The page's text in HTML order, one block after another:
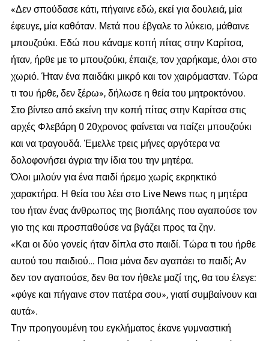
«Δεν σπούδασε κάτι, πήγαινε εδώ, εκεί για δουλειά, μία
έφευγε, μία καθόταν. Μετά που έβγαλε το λύκειο, μάθαινε
μπουζούκι. Εδώ που κάναμε κοπή πίτας στην Καρίτσα,
ήταν, ήρθε με το μπουζούκι, έπαιζε, τον χαρήκαμε, όλοι στο
χωριό. Ήταν ένα παιδάκι μικρό και τον χαιρόμασταν. Τώρα
τι του ήρθε, δεν ξέρω», δήλωσε η θεία του μητροκτόνου.
Στο βίντεο από εκείνη την κοπή πίτας στην Καρίτσα στις
αρχές Φλεβάρη 0 20χρονος φαίνεται να παίζει μπουζούκι
και να τραγουδά. Έμελλε τρεις μήνες αργότερα να
δολοφονήσει άγρια την ίδια του την μητέρα.
Όλοι μιλούν για ένα παιδί ήρεμο χωρίς εκρηκτικό
χαρακτήρα. Η θεία του λέει στο Live News πως η μητέρα
του ήταν ένας άνθρωπος της βιοπάλης που αγαπούσε τον
γιο της και προσπαθούσε να βγάζει προς τα ζην.
«Και οι δύο γονείς ήταν δίπλα στο παιδί. Τώρα τι του ήρθε
αυτού του παιδιού… Ποια μάνα δεν αγαπάει το παιδί; Αν
δεν τον αγαπούσε, δεν θα τον ήθελε μαζί της, θα του έλεγε:
«φύγε και πήγαινε στον πατέρα σου», γιατί συμβαίνουν και
αυτά».
Την προηγουμένη του εγκλήματος έκανε γυμναστική